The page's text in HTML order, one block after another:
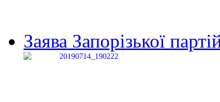
Заява Запорізької